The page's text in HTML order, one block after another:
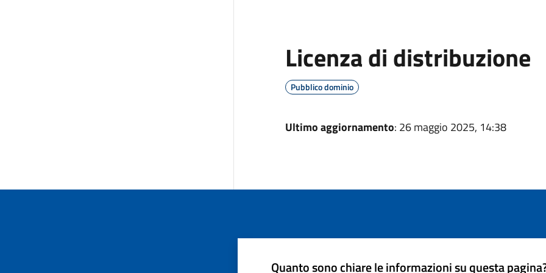
Licenza di distribuzione
Pubblico dominio
Ultimo aggiornamento: 26 maggio 2025, 14:38
Quanto sono chiare le informazioni su questa